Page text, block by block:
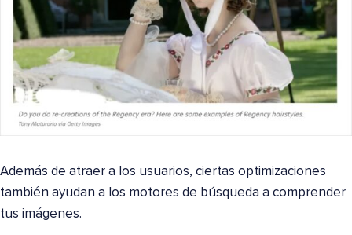
Además de atraer a los usuarios, ciertas optimizaciones
también ayudan a los motores de búsqueda a comprender
tus imágenes.